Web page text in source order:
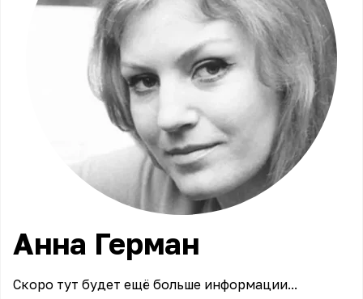
Анна Герман
Скоро тут будет ещё больше информации...